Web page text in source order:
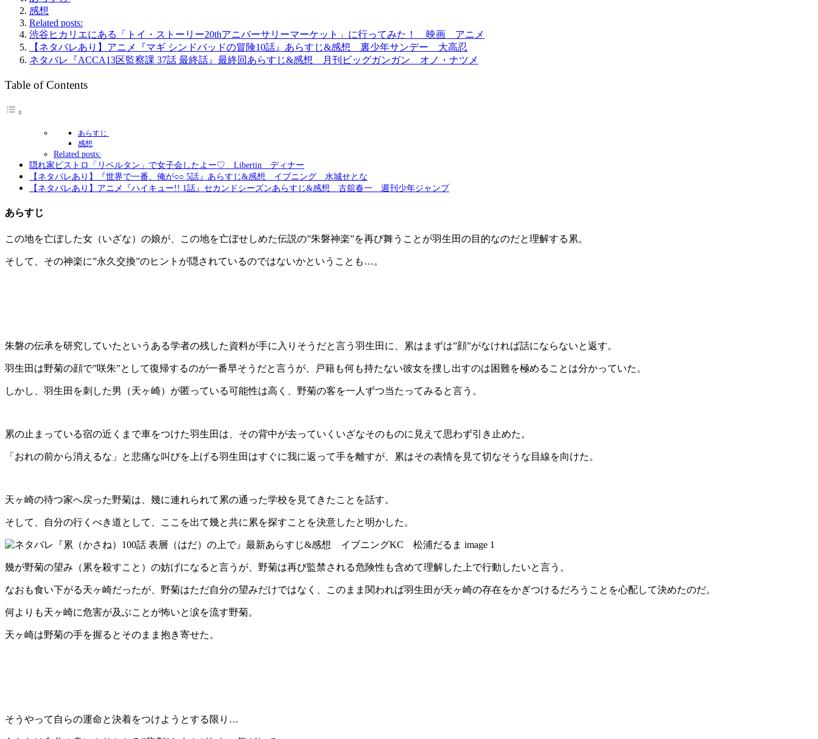
感想
Related posts:
渋谷ヒカリエにある「トイ・ストーリー20thアニバーサリーマーケット」に行ってみた！ 映画 アニメ
【ネタバレあり】アニメ『マギ シンドバッドの冒険10話』あらすじ&感想 裏少年サンデー 大高忍
ネタバレ『ACCA13区監察課 37話 最終話』最終回あらすじ&感想 月刊ビッグガンガン オノ・ナツメ
Table of Contents
あらすじ
感想
Related posts:
隠れ家ビストロ「リベルタン」で女子会したよー♡ Libertin ディナー
【ネタバレあり】『世界で一番、俺が○○ 5話』あらすじ&感想 イブニング 水城せとな
【ネタバレあり】アニメ『ハイキュー!! 1話』セカンドシーズンあらすじ&感想 古舘春一 週刊少年ジャンプ
あらすじ
この地を亡ぼした女（いざな）の娘が、この地を亡ぼせしめた伝説の”朱磐神楽”を再び舞うことが羽生田の目的なのだと理解する累。
そして、その神楽に”永久交換”のヒントが隠されているのではないかということも…。
朱磐の伝承を研究していたというある学者の残した資料が手に入りそうだと言う羽生田に、累はまずは”顔”がなければ話にならないと返す。
羽生田は野菊の顔で”咲朱”として復帰するのが一番早そうだと言うが、戸籍も何も持たない彼女を捜し出すのは困難を極めることは分かっていた。
しかし、羽生田を刺した男（天ヶ崎）が匿っている可能性は高く、野菊の客を一人ずつ当たってみると言う。
累の止まっている宿の近くまで車をつけた羽生田は、その背中が去っていくいざなそのものに見えて思わず引き止めた。
「おれの前から消えるな」と悲痛な叫びを上げる羽生田はすぐに我に返って手を離すが、累はその表情を見て切なそうな目線を向けた。
天ヶ崎の待つ家へ戻った野菊は、幾に連れられて累の通った学校を見てきたことを話す。
そして、自分の行くべき道として、ここを出て幾と共に累を探すことを決意したと明かした。
幾が野菊の望み（累を殺すこと）の妨げになると言うが、野菊は再び監禁される危険性も含めて理解した上で行動したいと言う。
なおも食い下がる天ヶ崎だったが、野菊はただ自分の望みだけではなく、このまま関われば羽生田が天ヶ崎の存在をかぎつけるだろうことを心配して決めたのだ。
何よりも天ヶ崎に危害が及ぶことが怖いと涙を流す野菊。
天ヶ崎は野菊の手を握るとそのまま抱き寄せた。
そうやって自らの運命と決着をつけようとする限り…